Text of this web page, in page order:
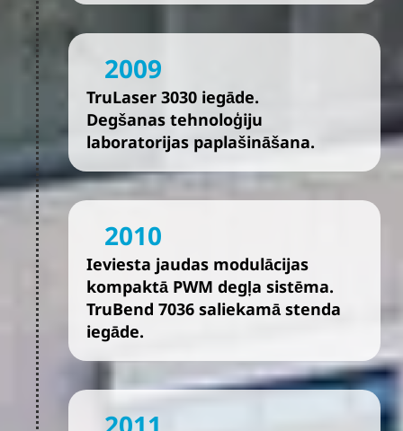
2009
TruLaser 3030 iegāde.
Degšanas tehnoloģiju
laboratorijas paplašināšana.
2010
Ieviesta jaudas modulācijas
kompaktā PWM degļa sistēma.
TruBend 7036 saliekamā stenda
iegāde.